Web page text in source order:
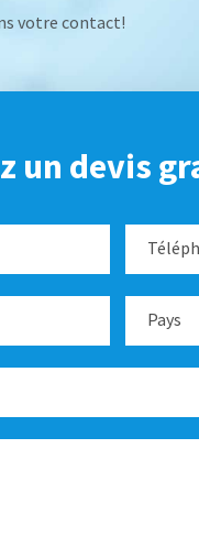
votre contact!
un devis